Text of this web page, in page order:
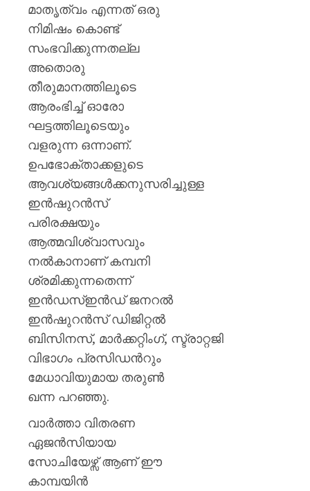
മാതൃത്വം എന്നത് ഒരു
നിമിഷം കൊണ്ട്
സംഭവിക്കുന്നതല്ല
അതൊരു
തീരുമാനത്തിലൂടെ
ആരംഭിച്ച് ഓരോ
ഘട്ടത്തിലൂടെയും
വളരുന്ന ഒന്നാണ്.
ഉപഭോക്താക്കളുടെ
ആവശ്യങ്ങള്‍ക്കനുസരിച്ചുള്ള
ഇന്‍ഷുറന്‍സ്
പരിരക്ഷയും
ആത്മവിശ്വാസവും
നല്‍കാനാണ് കമ്പനി
ശ്രമിക്കുന്നതെന്ന്
ഇന്‍ഡസ്ഇന്‍ഡ് ജനറല്‍
ഇന്‍ഷുറന്‍സ് ഡിജിറ്റല്‍
ബിസിനസ്, മാര്‍ക്കറ്റിംഗ്, സ്ട്രാറ്റജി
വിഭാഗം പ്രസിഡന്‍റും
മേധാവിയുമായ തരുണ്‍
ഖന്ന പറഞ്ഞു.
വാര്‍ത്താ വിതരണ
ഏജന്‍സിയായ
സോചിയേഴ്സ് ആണ് ഈ
കാമ്പയിന്‍